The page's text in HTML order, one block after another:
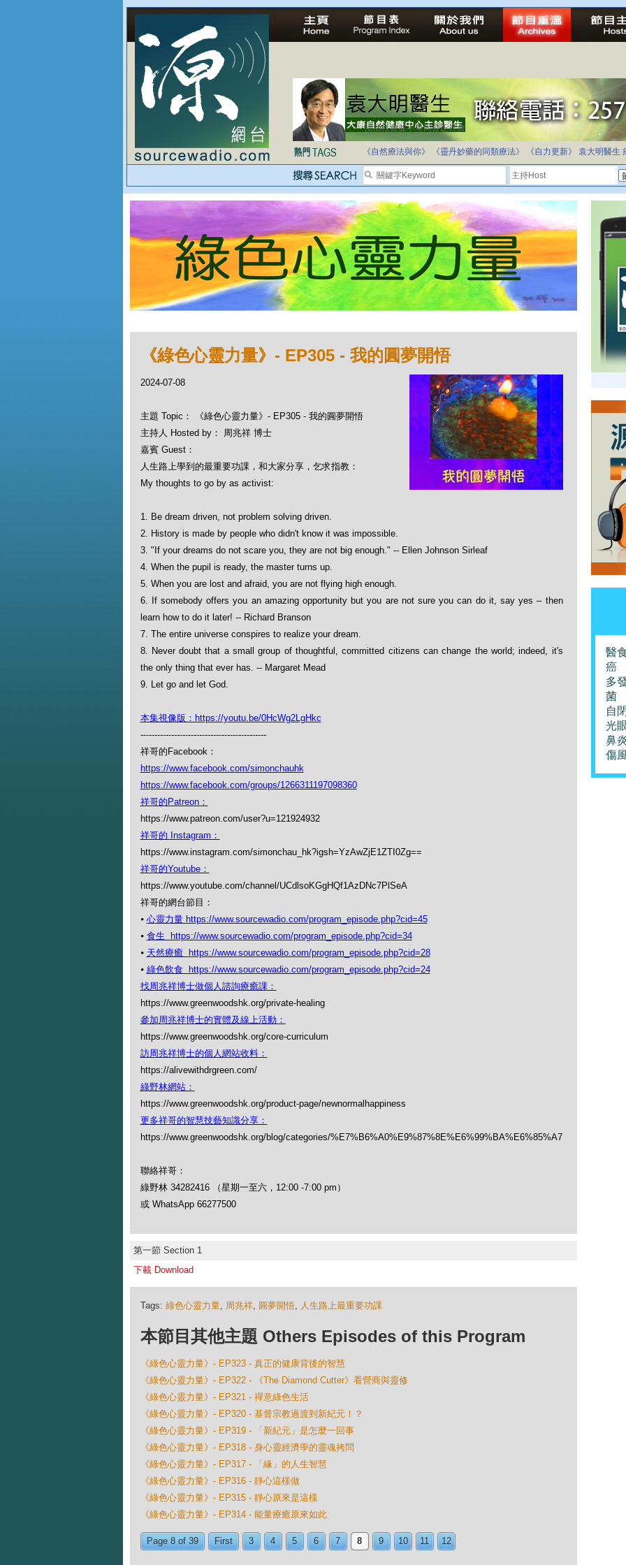
法治社會並不等同公正社會
自家教育合法化-推動多元化教育，全民學卷制
《自然療法與你》
《靈丹妙藥的同類療法》 《自力更新》 袁大明醫生
《綠色心靈力量》- EP305 - 我的圓夢開悟
2024-07-08
主題 Topic： 《綠色心靈力量》- EP305 - 我的圓夢開悟
主持人 Hosted by： 周兆祥 博士
嘉賓 Guest：
人生路上學到的最重要功課，和大家分享，乞求指教：
My thoughts to go by as activist:
1. Be dream driven, not problem solving driven.
2. History is made by people who didn't know it was impossible.
3. "If your dreams do not scare you, they are not big enough." -- Ellen Johnson Sirleaf
4. When the pupil is ready, the master turns up.
5. When you are lost and afraid, you are not flying high enough.
6. If somebody offers you an amazing opportunity but you are not sure you can do it, say yes – then
learn how to do it later! -- Richard Branson
7. The entire universe conspires to realize your dream.
8. Never doubt that a small group of thoughtful, committed citizens can change the world; indeed, it's
the only thing that ever has. -- Margaret Mead
9. Let go and let God.
本集視像版：https://youtu.be/0HcWg2LgHkc
---------------------------------------------
祥哥的Facebook：
https://www.facebook.com/simonchauhk
https://www.facebook.com/groups/1266311197098360
祥哥的Patreon：
https://www.patreon.com/user?u=121924932
祥哥的 Instagram：
https://www.instagram.com/simonchau_hk?igsh=YzAwZjE1ZTI0Zg==
祥哥的Youtube：
https://www.youtube.com/channel/UCdlsoKGgHQf1AzDNc7PlSeA
祥哥的網台節目：
⦁ 心靈力量 https://www.sourcewadio.com/program_episode.php?cid=45
⦁ 食生 https://www.sourcewadio.com/program_episode.php?cid=34
⦁ 天然療癒 https://www.sourcewadio.com/program_episode.php?cid=28
⦁ 綠色飲食 https://www.sourcewadio.com/program_episode.php?cid=24
找周兆祥博士做個人諮詢療癒課：
https://www.greenwoodshk.org/private-healing
參加周兆祥博士的實體及線上活動：
https://www.greenwoodshk.org/core-curriculum
訪周兆祥博士的個人網站收料：
https://alivewithdrgreen.com/
綠野林網站：
https://www.greenwoodshk.org/product-page/newnormalhappiness
更多祥哥的智慧技藝知識分享：
https://www.greenwoodshk.org/blog/categories/%E7%B6%A0%E9%87%8E%E6%99%BA%E6%85%A7
聯絡祥哥：
綠野林 34282416 （星期一至六，12:00 -7:00 pm）
或 WhatsApp 66277500
第一節 Section 1
下載 Download
Tags: 綠色心靈力量, 周兆祥, 圓夢開悟, 人生路上最重要功課
本節目其他主題 Others Episodes of this Program
《綠色心靈力量》- EP323 - 真正的健康背後的智慧
《綠色心靈力量》- EP322 - 《The Diamond Cutter》看營商與靈修
《綠色心靈力量》- EP321 - 禪意綠色生活
《綠色心靈力量》- EP320 - 基督宗教過渡到新紀元！？
《綠色心靈力量》- EP319 - 「新紀元」是怎麼一回事
《綠色心靈力量》- EP318 - 身心靈經濟學的靈魂拷問
《綠色心靈力量》- EP317 - 「緣」的人生智慧
《綠色心靈力量》- EP316 - 靜心這樣做
《綠色心靈力量》- EP315 - 靜心原來是這樣
《綠色心靈力量》- EP314 - 能量療癒原來如此
Page 8 of 39 First 3 4 5 6 7 8 9 10 11 12
醫
癌
多
菌
自
光
鼻
傷